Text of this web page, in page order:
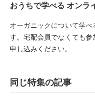
おうちで学べる オンラ
オーガニックについて学
す。宅配会員でなくても
申し込みください。
同じ特集の記事